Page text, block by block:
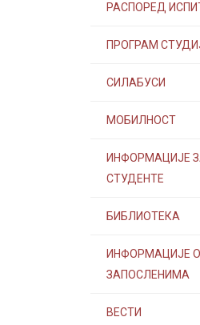
РАСПОРЕД
ПРОГРАМ
СИЛАБУСИ
МОБИЛНОСТ
ИНФОРМАЦИЈЕ
СТУДЕНТЕ
БИБЛИОТЕКА
ИНФОРМАЦИЈЕ О
ЗАПОСЛЕНИМА
ВЕСТИ